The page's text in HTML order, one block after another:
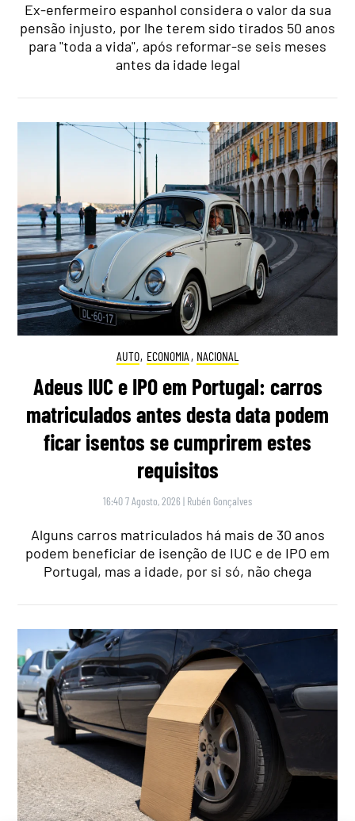
Ex-enfermeiro espanhol considera o valor da sua
pensão injusto, por lhe terem sido tirados 50 anos
para "toda a vida", após reformar-se seis meses
antes da idade legal
AUTO, ECONOMIA , NACIONAL
Adeus IUC e IPO em Portugal: carros
matriculados antes desta data podem
ficar isentos se cumprirem estes
requisitos
16:40 7 Agosto, 2026 | Rubén Gonçalves
Alguns carros matriculados há mais de 30 anos
podem beneficiar de isenção de IUC e de IPO em
Portugal, mas a idade, por si só, não chega